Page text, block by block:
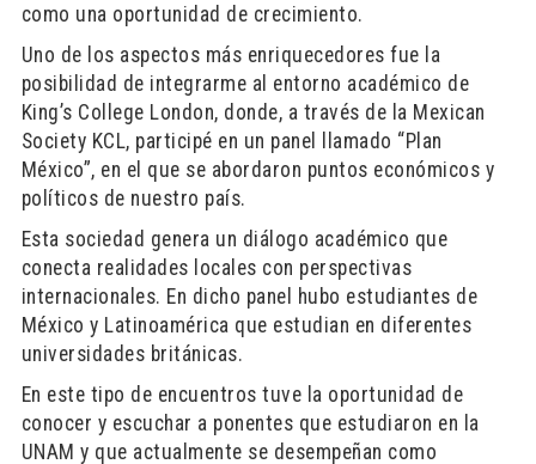
como una oportunidad de crecimiento.
Uno de los aspectos más enriquecedores fue la
posibilidad de integrarme al entorno académico de
King’s College London, donde, a través de la Mexican
Society KCL, participé en un panel llamado “Plan
México”, en el que se abordaron puntos económicos y
políticos de nuestro país.
Esta sociedad genera un diálogo académico que
conecta realidades locales con perspectivas
internacionales. En dicho panel hubo estudiantes de
México y Latinoamérica que estudian en diferentes
universidades británicas.
En este tipo de encuentros tuve la oportunidad de
conocer y escuchar a ponentes que estudiaron en la
UNAM y que actualmente se desempeñan como